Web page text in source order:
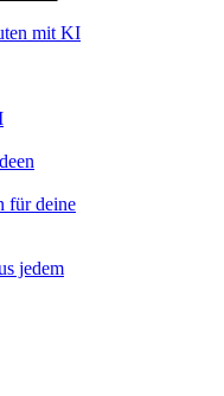
mit KI
für deine
jedem